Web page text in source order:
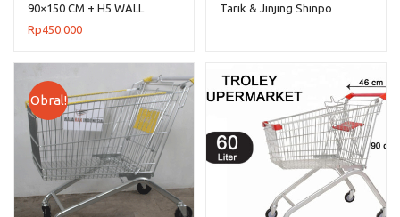
90×150 CM + H5 WALL
HITAM
Rp450.000
Tarik & Jinjing Shinpo
Obral!